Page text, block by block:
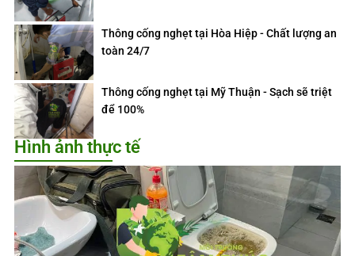
Thông cống nghẹt tại Hòa Hiệp - Chất lượng an
toàn 24/7
Thông cống nghẹt tại Mỹ Thuận - Sạch sẽ triệt
để 100%
Hình ảnh thực tế